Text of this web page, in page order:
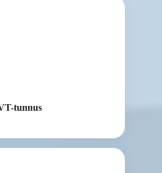
tunnus